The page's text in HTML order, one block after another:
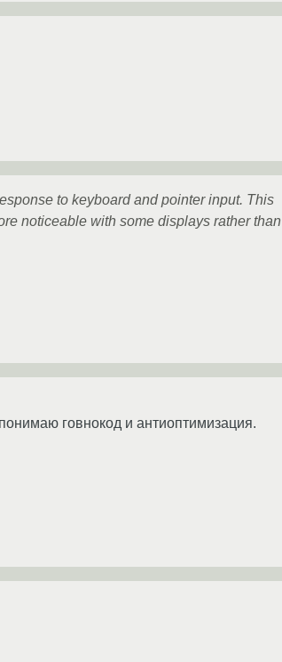
to keyboard and pointer input. This
noticeable with some displays rather than
говнокод и антиоптимизация.